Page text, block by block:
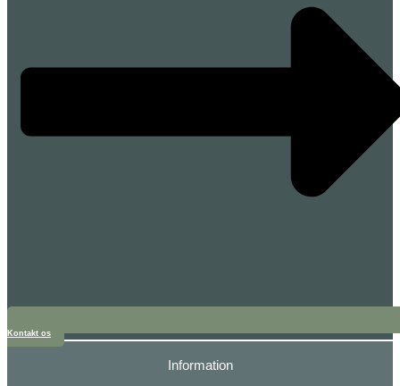
Kontakt os
Information